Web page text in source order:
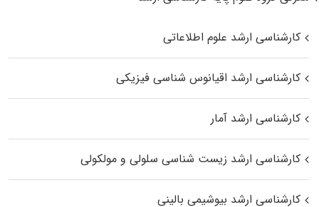
کارشناسی ارشد علوم اطلاعاتی
کارشناسی ارشد اقیانوس‌ شناسی فیزیکی
کارشناسی ارشد آمار
کارشناسی ارشد زیست شناسی سلولی و مولکولی
کارشناسی ارشد بیوشیمی بالینی